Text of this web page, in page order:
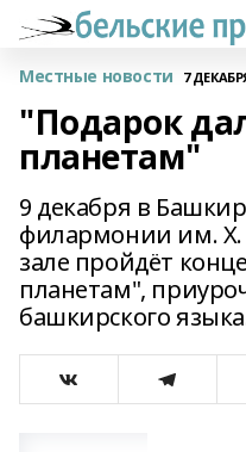
Местные новости 7
"Подарок
планетам"
9 декабря в
филармонии им.
зале пройдёт
планетам",
башкирского